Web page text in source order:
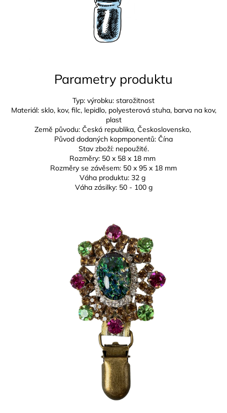
Parametry produktu
Typ: výrobku: starožitnost
Materiál: sklo, kov, filc, lepidlo, polyesterová stuha, barva na kov,
plast
Země původu: Česká republika, Československo,
Původ dodaných kopmponentů: Čína
Stav zboží: nepoužité.
Rozměry: 50 x 58 x 18 mm
Rozměry se závěsem: 50 x 95 x 18 mm
Váha produktu: 32 g
Váha zásilky: 50 - 100 g